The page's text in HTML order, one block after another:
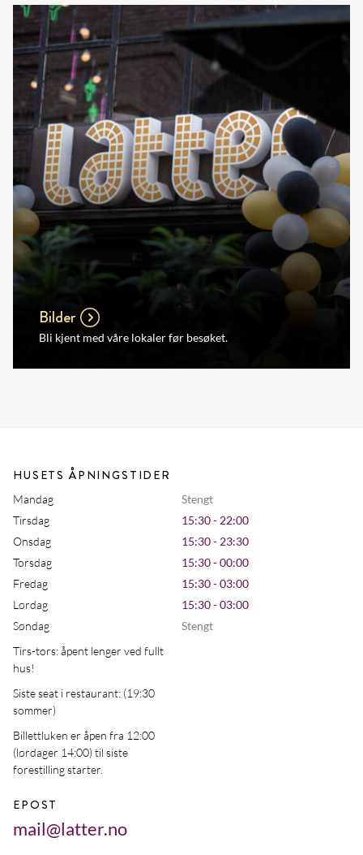
Bilder
Bli kjent med våre lokaler før besøket.
HUSETS ÅPNINGSTIDER
Mandag
Stengt
Tirsdag
15:30 - 22:00
Onsdag
15:30 - 23:30
Torsdag
15:30 - 00:00
Fredag
15:30 - 03:00
Lørdag
15:30 - 03:00
Søndag
Stengt
Tirs-tors: åpent lenger ved fullt
hus!
Siste seat i restaurant: (19:30
sommer)
Billettluken er åpen fra 12:00
(lørdager 14:00) til siste
forestilling starter.
EPOST
mail@latter.no